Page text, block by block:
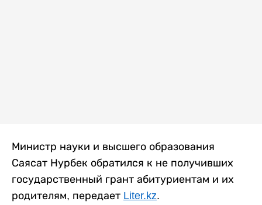
Министр науки и высшего образования
Саясат Нурбек обратился к не получивших
государственный грант абитуриентам и их
родителям, передает Liter.kz.